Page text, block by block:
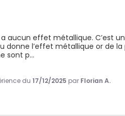
aucun effet métallique. C’est
donne l’effet métallique or de
sont p...
du 17/12/2025 par Florian A.